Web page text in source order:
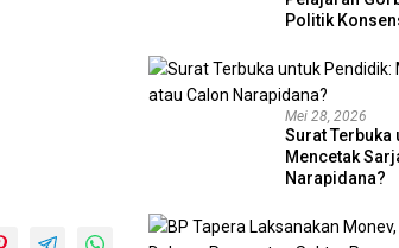
Politik
Mei 28, 2026
Surat Terbuka
Mencetak
Narapidana?